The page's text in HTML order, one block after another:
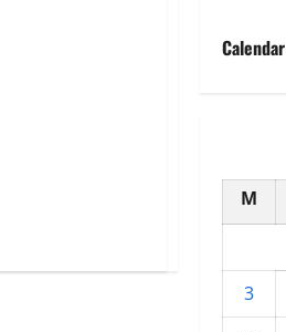
Calendar
M
3